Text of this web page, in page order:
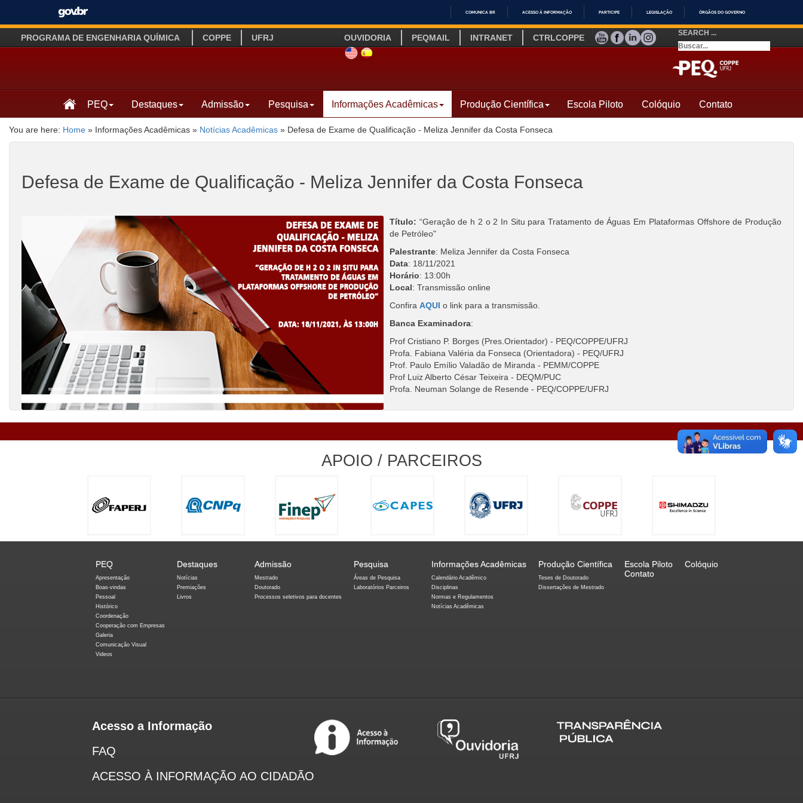
IR
O
COMUNICA BR ACESSO À INFORMAÇÃO PARTICIPE LEGISLAÇÃO ÓRGÃOS DO GOVERNO
PROGRAMA DE ENGENHARIA QUÍMICA COPPE UFRJ OUVIDORIA PEQMAIL INTRANET CTRLCOPPE YOUTUBE
FACEBOOK
LINKEDIN
INSTAGRAM
SITE INGLÊS
LINK SITE ESPANHOL
SEARCH ...
PEQ Destaques Admissão Pesquisa Informações Acadêmicas Produção Científica Escola Piloto Colóquio Contato
You are here: Home » Informações Acadêmicas » Notícias Acadêmicas » Defesa de Exame de Qualificação - Meliza Jennifer da Costa Fonseca
Defesa de Exame de Qualificação - Meliza Jennifer da Costa Fonseca
Título: “Geração de h 2 o 2 In Situ para Tratamento de Águas Em Plataformas Offshore de Produção
de Petróleo"
Palestrante: Meliza Jennifer da Costa Fonseca
Data: 18/11/2021
Horário: 13:00h
Local: Transmissão online
Confira AQUI o link para a transmissão.
Banca Examinadora:
Prof Cristiano P. Borges (Pres.Orientador) - PEQ/COPPE/UFRJ
Profa. Fabiana Valéria da Fonseca (Orientadora) - PEQ/UFRJ
Prof. Paulo Emílio Valadão de Miranda - PEMM/COPPE
Prof Luiz Alberto César Teixeira - DEQM/PUC
Profa. Neuman Solange de Resende - PEQ/COPPE/UFRJ
APOIO / PARCEIROS
PEQ
Apresentação
Boas-vindas
Pessoal
Histórico
Coordenação
Cooperação com Empresas
Galeria
Comunicação Visual
Videos
Destaques
Notícias
Premiações
Livros
Admissão
Mestrado
Doutorado
Processos seletivos para docentes
Pesquisa
Áreas de Pesquisa
Laboratórios Parceiros
Informações Acadêmicas
Calendário Acadêmico
Disciplinas
Normas e Regulamentos
Notícias Acadêmicas
Produção Científica
Teses de Doutorado
Dissertações de Mestrado
Escola Piloto
Colóquio
Contato
Acesso a Informação
FAQ
ACESSO À INFORMAÇÃO AO CIDADÃO